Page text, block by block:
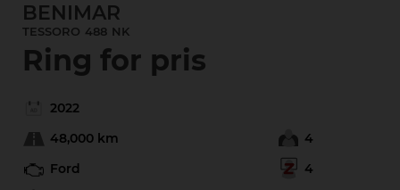
BENIMAR
TESSORO 488 NK
Ring for pris
2022
48,000 km
4
Ford
4